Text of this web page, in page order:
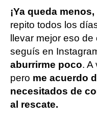
¡Ya queda menos,
repito todos los
llevar mejor eso
seguís en
aburrirme poco. A
pero me acuerdo
necesitados de
al rescate.